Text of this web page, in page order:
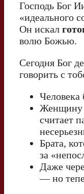
Господь Бог
«идеального
Он искал
волю Божью.
Сегодня Бог
говорить с
Человека
Женщину
считает
Брата,
за
Даже
— но